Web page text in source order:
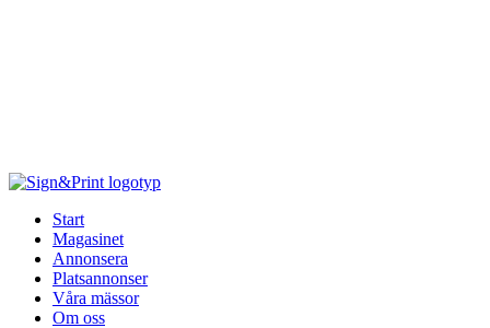
Start
Magasinet
Annonsera
Platsannonser
Våra mässor
Om oss